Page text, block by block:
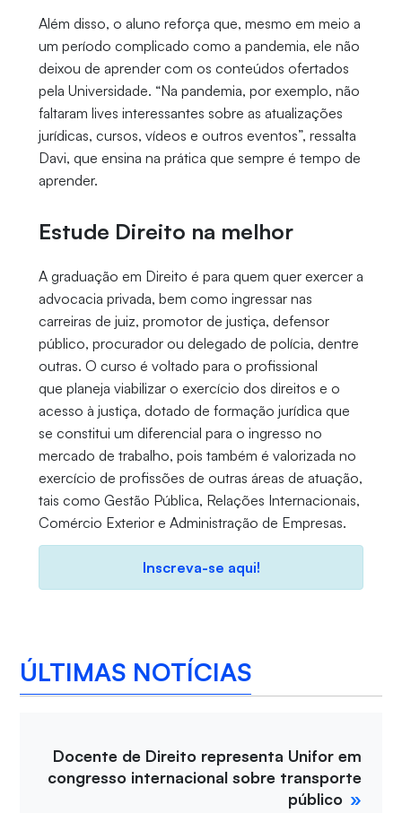
Além disso, o aluno reforça que, mesmo em meio a
um período complicado como a pandemia, ele não
deixou de aprender com os conteúdos ofertados
pela Universidade. “Na pandemia, por exemplo, não
faltaram lives interessantes sobre as atualizações
jurídicas, cursos, vídeos e outros eventos”, ressalta
Davi, que ensina na prática que sempre é tempo de
aprender.
Estude Direito na melhor
A graduação em Direito é para quem quer exercer a
advocacia privada, bem como ingressar nas
carreiras de juiz, promotor de justiça, defensor
público, procurador ou delegado de polícia, dentre
outras. O curso é voltado para o profissional
que planeja viabilizar o exercício dos direitos e o
acesso à justiça, dotado de formação jurídica que
se constitui um diferencial para o ingresso no
mercado de trabalho, pois também é valorizada no
exercício de profissões de outras áreas de atuação,
tais como Gestão Pública, Relações Internacionais,
Comércio Exterior e Administração de Empresas.
Inscreva-se aqui!
ÚLTIMAS NOTÍCIAS
Docente de Direito representa Unifor em
congresso internacional sobre transporte
público